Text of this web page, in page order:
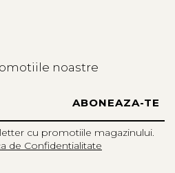
noastre
cu promotiile magazinului.
de Confidentialitate